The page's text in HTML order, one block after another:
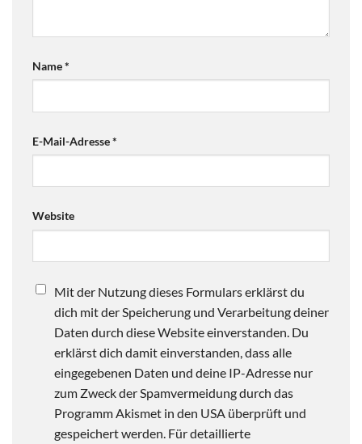
Name*
E-Mail-Adresse*
Website
Mit der Nutzung dieses Formulars erklärst du
dich mit der Speicherung und Verarbeitung deiner
Daten durch diese Website einverstanden. Du
erklärst dich damit einverstanden, dass alle
eingegebenen Daten und deine IP-Adresse nur
zum Zweck der Spamvermeidung durch das
Programm Akismet in den USA überprüft und
gespeichert werden. Für detaillierte